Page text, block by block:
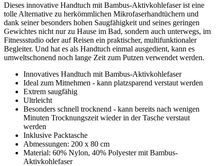
Dieses innovative Handtuch mit Bambus-Aktivkohlefaser ist eine
tolle Alternative zu herkömmlichen Mikrofaserhandtüchern und
dank seiner besonders hohen Saugfähigkeit und seines geringen
Gewichtes nicht nur zu Hause im Bad, sondern auch unterwegs, im
Fitnessstudio oder auf Reisen ein praktischer, multifunktionaler
Begleiter. Und hat es als Handtuch einmal ausgedient, kann es
umweltschonend noch lange Zeit zum Putzen verwendet werden.
Innovatives Handtuch mit Bambus-Aktivkohlefaser
Ideal zum Mitnehmen - kann platzsparend verstaut werden
Extrem saugfähig
Ultrleicht
Besonders schnell trocknend - kann bereits nach wenigen
Minuten Trocknungszeit wieder in der Tasche verstaut
werden
Inklusive Packtasche
Abmessungen: 200 x 80 cm
Material: 60% Nylon, 40% Polyester mit Bambus-
Aktivkohlefaser